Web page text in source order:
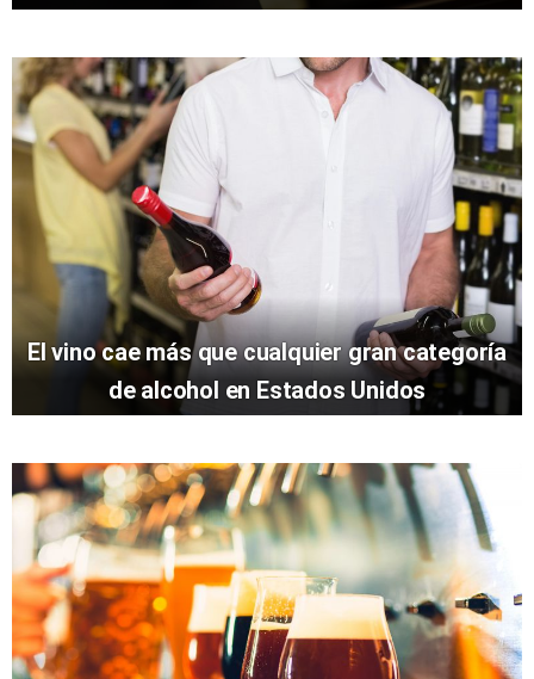
El vino cae más que cualquier gran categoría
de alcohol en Estados Unidos